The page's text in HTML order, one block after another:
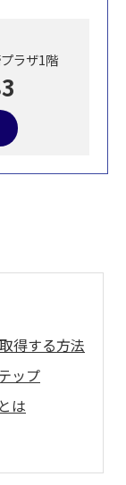
ラザ1階
得する方法
ップ
は